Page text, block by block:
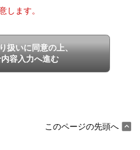
します。
扱いに同意の上、
容入力へ進む
このページの先頭へ